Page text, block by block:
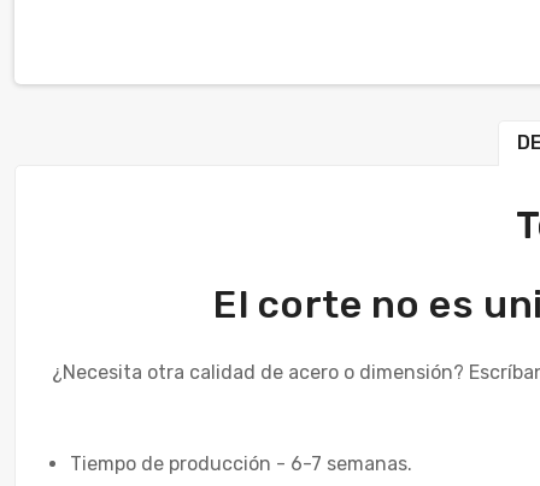
El corte no es
¿Necesita otra calidad de acero o dimensión?
Tiempo de producción - 6-7 semanas.